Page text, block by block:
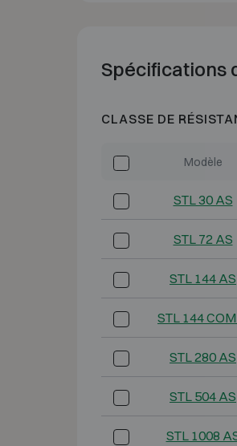
Spécifications
CLASSE DE
Modèle
STL 30 AS
STL 72 AS
STL 144 AS
STL 144
STL 280 AS
STL 504 AS
STL 1008